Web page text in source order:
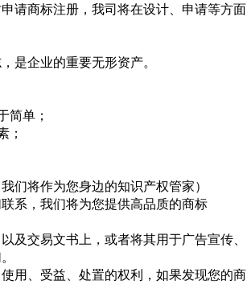
请商标注册，我司将在设计、申请等方面
是企业的重要无形资产。
简单；
；
们将作为您身边的知识产权管家）
系，我们将为您提供高品质的商标
及交易文书上，或者将其用于广告宣传、
用、受益、处置的权利，如果发现您的商